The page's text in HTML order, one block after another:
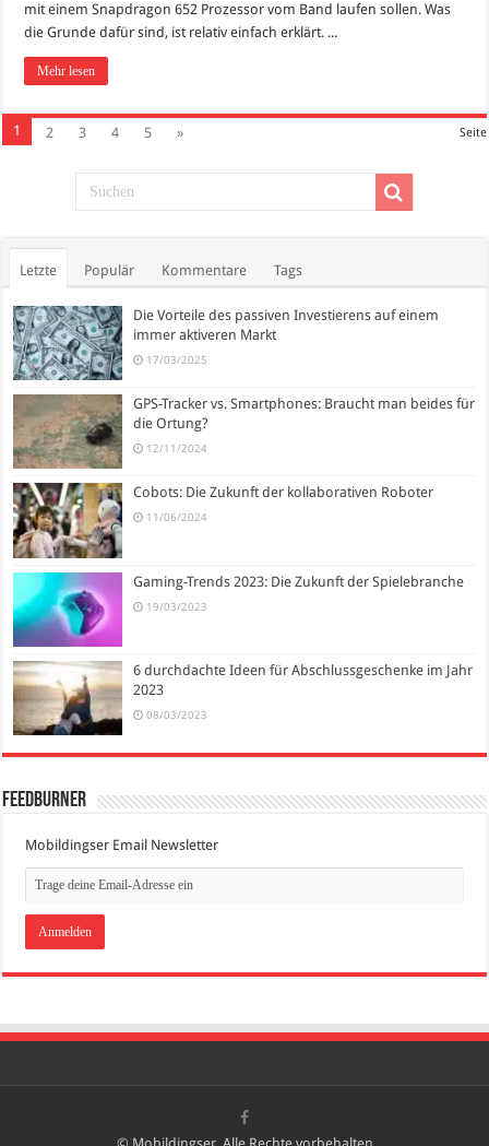
mit einem Snapdragon 652 Prozessor vom Band laufen sollen. Was
die Grunde dafür sind, ist relativ einfach erklärt. ...
Mehr lesen
Seite
1 2 3 4 5 »
Letzte Populär Kommentare Tags
Die Vorteile des passiven Investierens auf einem
immer aktiveren Markt
17/03/2025
GPS-Tracker vs. Smartphones: Braucht man beides für
die Ortung?
12/11/2024
Cobots: Die Zukunft der kollaborativen Roboter
11/06/2024
Gaming-Trends 2023: Die Zukunft der Spielebranche
19/03/2023
6 durchdachte Ideen für Abschlussgeschenke im Jahr
2023
08/03/2023
FeedBurner
Mobildingser Email Newsletter